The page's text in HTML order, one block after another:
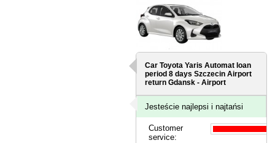
Car Toyota Yaris Automat loan
period 8 daysSzczecin Airport
return Gdansk - Airport
Jesteście najlepsi i najtańsi
Customer
service: